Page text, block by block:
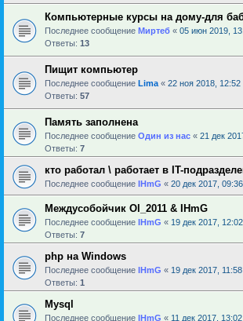
Компьютерные курсы на дому-для
Последнее сообщение Миртеб « 05 июн 2019,
Ответы: 13
Пищит компьютер
Последнее сообщение Lima « 22 ноя 2018, 12:52
Ответы: 57
Память заполнена
Последнее сообщение Один из нас « 21 дек
Ответы: 7
кто работал \ работает в IT-
Последнее сообщение IHmG « 20 дек 2017, 09:36
Междусобойчик Ol_2011 & IHmG
Последнее сообщение IHmG « 19 дек 2017, 12:02
Ответы: 7
php на Windows
Последнее сообщение IHmG « 19 дек 2017, 11:58
Ответы: 1
Mysql
Последнее сообщение IHmG « 11 дек 2017, 13:02